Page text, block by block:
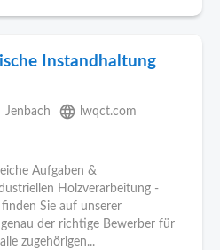
Instandhaltung
Jenbach language lwqct.com
Aufgaben &
Holzverarbeitung -
Sie auf unserer
der richtige Bewerber für
zugehörigen...